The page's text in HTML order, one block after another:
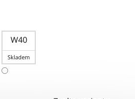
W40
Skladem